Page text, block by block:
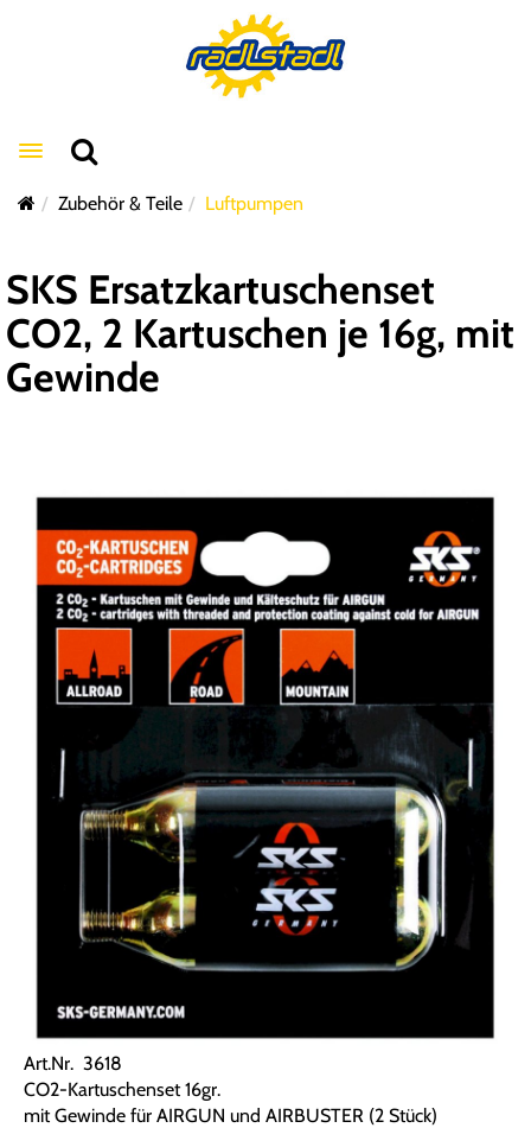
Toggle navigation
Zubehör & Teile Luftpumpen
SKS Ersatzkartuschenset
CO2, 2 Kartuschen je 16g, mit
Gewinde
Art.Nr. 3618
CO2-Kartuschenset 16gr.
mit Gewinde für AIRGUN und AIRBUSTER (2 Stück)